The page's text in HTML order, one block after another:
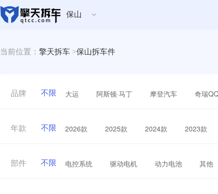
保山
当前位置： 擎天拆车 >保山拆车件
品牌 不限 大运 阿斯顿·马丁 摩登汽车 奇瑞
年款 不限 2026款 2025款 2024款 2023款
部件 不限 电控系统 驱动电机 动力电池 其他